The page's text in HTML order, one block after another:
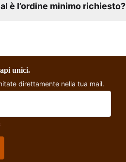
è l’ordine minimo richiesto?
unici.
direttamente nella tua mail.